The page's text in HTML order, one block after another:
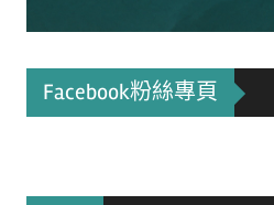
Facebook粉絲專頁